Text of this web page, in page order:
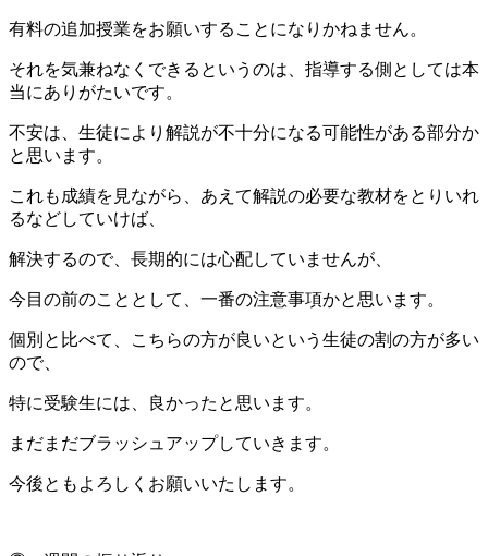
有料の追加授業をお願いすることになりかねません。
それを気兼ねなくできるというのは、指導する側としては本
当にありがたいです。
不安は、生徒により解説が不十分になる可能性がある部分か
と思います。
これも成績を見ながら、あえて解説の必要な教材をとりいれ
るなどしていけば、
解決するので、長期的には心配していませんが、
今目の前のこととして、一番の注意事項かと思います。
個別と比べて、こちらの方が良いという生徒の割の方が多い
ので、
特に受験生には、良かったと思います。
まだまだブラッシュアップしていきます。
今後ともよろしくお願いいたします。